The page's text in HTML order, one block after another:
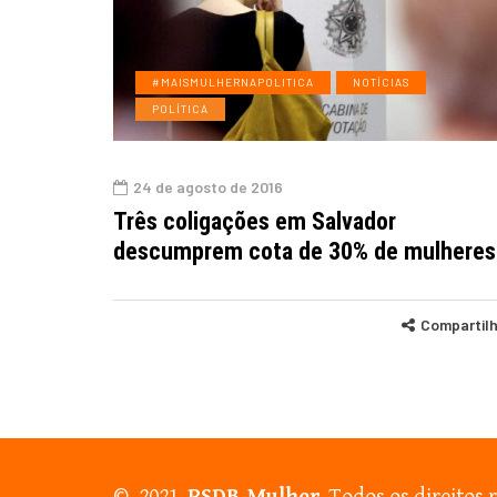
#MAISMULHERNAPOLITICA
NOTÍCIAS
POLÍTICA
24 de agosto de 2016
Três coligações em Salvador
descumprem cota de 30% de mulheres